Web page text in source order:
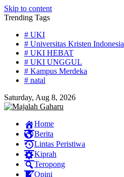
Skip to content
Trending Tags
# UKI
# Universitas Kristen Indonesia
# UKI HEBAT
# UKI UNGGUL
# Kampus Merdeka
# natal
Saturday, Aug 8, 2026
Home
Berita
Lintas Peristiwa
Kiprah
Teropong
Opini